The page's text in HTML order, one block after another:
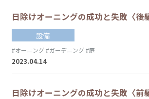
日除けオーニングの成功と失敗〈
設備
#オーニング #ガーデニング #庭
2023.04.14
日除けオーニングの成功と失敗〈